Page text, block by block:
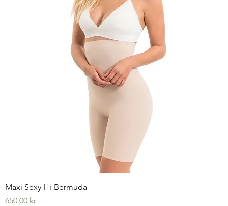
Maxi Sexy Hi-Bermuda
Pris
650,00 kr